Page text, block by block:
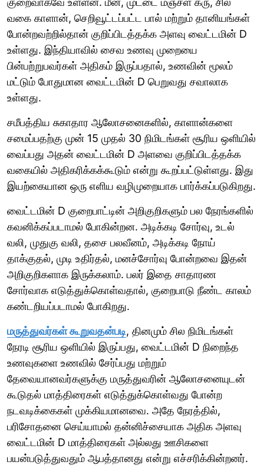
வகை காளான், செறிவூட்டப்பட்ட பால் மற்றும் தானியங்கள்
போன்றவற்றில்தான் குறிப்பிடத்தக்க அளவு வைட்டமின் D
உள்ளது. இந்தியாவில் சைவ உணவு முறையை
பின்பற்றுபவர்கள் அதிகம் இருப்பதால், உணவின் மூலம்
மட்டும் போதுமான வைட்டமின் D பெறுவது சவாலாக
உள்ளது.
சமீபத்திய சுகாதார ஆலோசனைகளில், காளான்களை
சமைப்பதற்கு முன் 15 முதல் 30 நிமிடங்கள் சூரிய ஒளியில்
வைப்பது அதன் வைட்டமின் D அளவை குறிப்பிடத்தக்க
வகையில் அதிகரிக்கக்கூடும் என்று கூறப்பட்டுள்ளது. இது
இயற்கையான ஒரு எளிய வழிமுறையாக பார்க்கப்படுகிறது.
வைட்டமின் D குறைபாட்டின் அறிகுறிகளும் பல நேரங்களில்
கவனிக்கப்படாமல் போகின்றன. அடிக்கடி சோர்வு, உடல்
வலி, முதுகு வலி, தசை பலவீனம், அடிக்கடி நோய்
தாக்குதல், முடி உதிர்தல், மனச்சோர்வு போன்றவை இதன்
அறிகுறிகளாக இருக்கலாம். பலர் இதை சாதாரண
சோர்வாக எடுத்துக்கொள்வதால், குறைபாடு நீண்ட காலம்
கண்டறியப்படாமல் போகிறது.
மருத்துவர்கள் கூறுவதன்படி, தினமும் சில நிமிடங்கள்
நேரடி சூரிய ஒளியில் இருப்பது, வைட்டமின் D நிறைந்த
உணவுகளை உணவில் சேர்ப்பது மற்றும்
தேவையானவர்களுக்கு மருத்துவரின் ஆலோசனையுடன்
கூடுதல் மாத்திரைகள் எடுத்துக்கொள்வது போன்ற
நடவடிக்கைகள் முக்கியமானவை. அதே நேரத்தில்,
பரிசோதனை செய்யாமல் தன்னிச்சையாக அதிக அளவு
வைட்டமின் D மாத்திரைகள் அல்லது ஊசிகளை
பயன்படுத்துவதும் ஆபத்தானது என்று எச்சரிக்கின்றனர்.